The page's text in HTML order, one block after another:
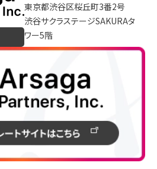
東京都渋谷区桜丘町3番2号
渋谷サクラステージSAKURAタ
ワー5階